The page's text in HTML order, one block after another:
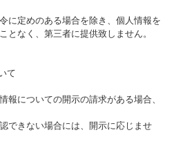
に定めのある場合を除き、個人情報を
となく、第三者に提供致しません。
て
報についての開示の請求がある場合、
できない場合には、開示に応じませ